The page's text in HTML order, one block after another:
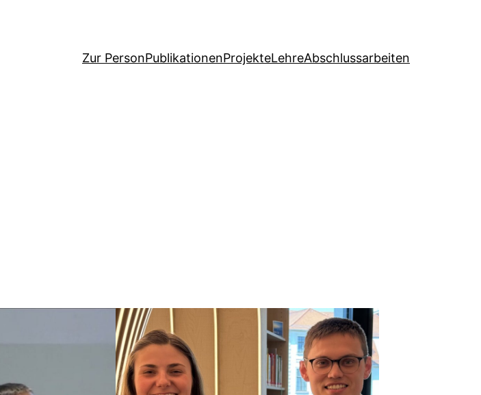
Zur PersonPublikationenProjekteLehreAbschlussarbeiten